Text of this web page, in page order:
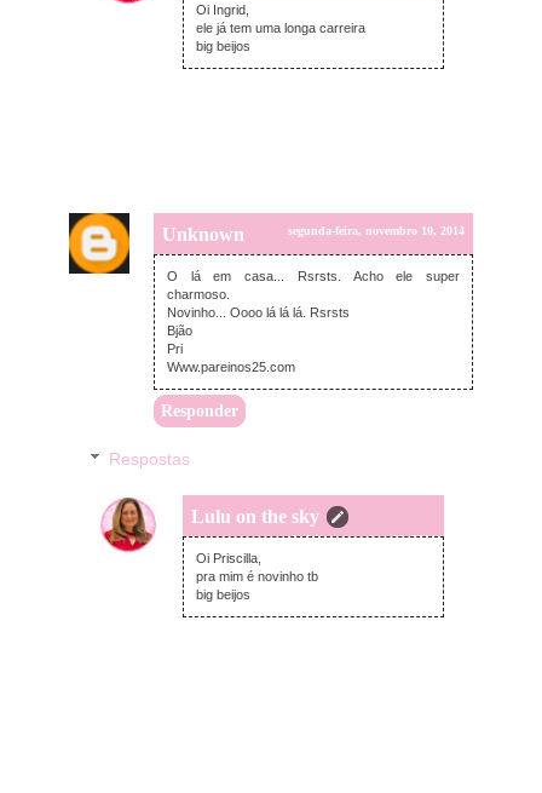
Oi Ingrid,
ele já tem uma longa carreira
big beijos
Unknown segunda-feira, novembro 10, 2014
O lá em casa... Rsrsts. Acho ele super
charmoso.
Novinho... Oooo lá lá lá. Rsrsts
Bjão
Pri
Www.pareinos25.com
Responder
Respostas
Lulu on the sky
segunda-feira, novembro 10, 2014
Oi Priscilla,
pra mim é novinho tb
big beijos